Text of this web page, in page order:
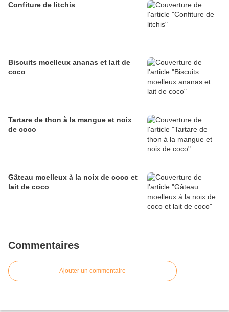
Confiture de litchis
Biscuits moelleux ananas et lait de
coco
Tartare de thon à la mangue et noix
de coco
Gâteau moelleux à la noix de coco et
lait de coco
Commentaires
Ajouter un commentaire